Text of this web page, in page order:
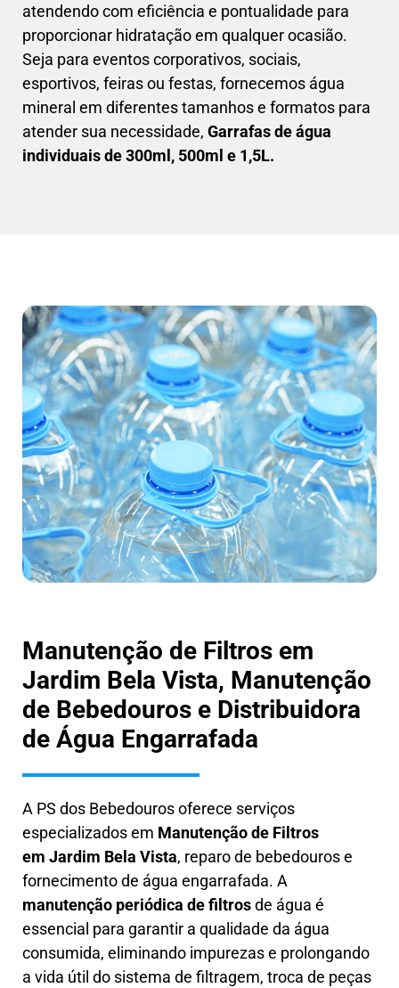
atendendo com eficiência e pontualidade para
proporcionar hidratação em qualquer ocasião.
Seja para eventos corporativos, sociais,
esportivos, feiras ou festas, fornecemos água
mineral em diferentes tamanhos e formatos para
atender sua necessidade, Garrafas de água
individuais de 300ml, 500ml e 1,5L.
Manutenção de Filtros em
Jardim Bela Vista, Manutenção
de Bebedouros e Distribuidora
de Água Engarrafada
A PS dos Bebedouros oferece serviços
especializados em Manutenção de Filtros
em Jardim Bela Vista, reparo de bebedouros e
fornecimento de água engarrafada. A
manutenção periódica de filtrosde água é
essencial para garantir a qualidade da água
consumida, eliminando impurezas e prolongando
a vida útil do sistema de filtragem, troca de peças